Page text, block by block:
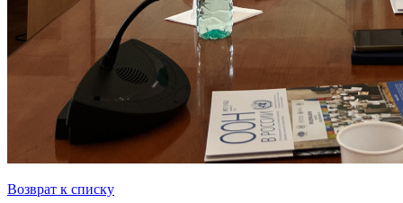
Возврат к списку